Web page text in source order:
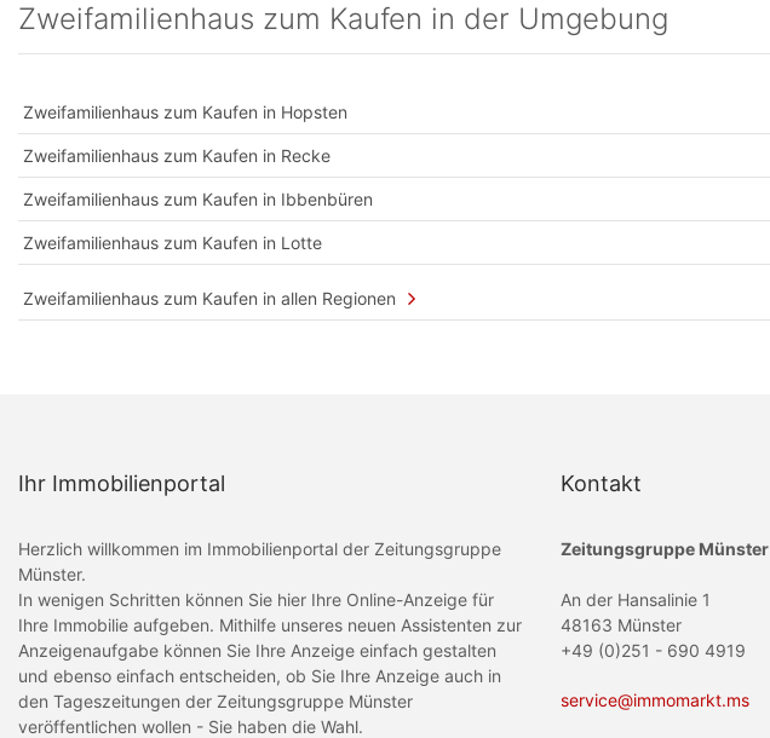
Zweifamilienhaus zum Kaufen in der Umgebung
Zweifamilienhaus zum Kaufen in Hopsten
Zweifamilienhaus zum Kaufen in Recke
Zweifamilienhaus zum Kaufen in Ibbenbüren
Zweifamilienhaus zum Kaufen in Lotte
Zweifamilienhaus zum Kaufen in allen Regionen
Ihr Immobilienportal
Herzlich willkommen im Immobilienportal der Zeitungsgruppe
Münster.
In wenigen Schritten können Sie hier Ihre Online-Anzeige für
Ihre Immobilie aufgeben. Mithilfe unseres neuen Assistenten zur
Anzeigenaufgabe können Sie Ihre Anzeige einfach gestalten
und ebenso einfach entscheiden, ob Sie Ihre Anzeige auch in
den Tageszeitungen der Zeitungsgruppe Münster
veröffentlichen wollen - Sie haben die Wahl.
Kontakt
Zeitungsgruppe Münster
An der Hansalinie 1
48163 Münster
+49 (0)251 - 690 4919
service@immomarkt.ms